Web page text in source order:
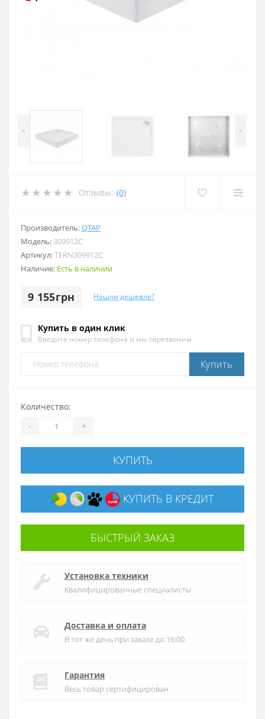
< >
Отзывы: (0)
Производитель:QTAP
Модель: 309912C
Артикул:TERN309912C
Наличие: Есть в наличии
9 155грн Нашли дешевле?
Купить в один клик
Введите номер телефона и мы перезвоним
Купить
Количество:
- +
КУПИТЬ
КУПИТЬ В КРЕДИТ
БЫСТРЫЙ ЗАКАЗ
Установка техники
Квалифицированные специалисты
Доставка и оплата
В тот же день при заказе до 16:00
Гарантия
Весь товар сертифицирован